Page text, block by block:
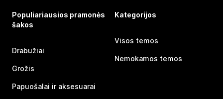
Populiariausios pramonės
šakos
Drabužiai
Grožis
Papuošalai ir aksesuarai
Kategorijos
Visos temos
Nemokamos temos